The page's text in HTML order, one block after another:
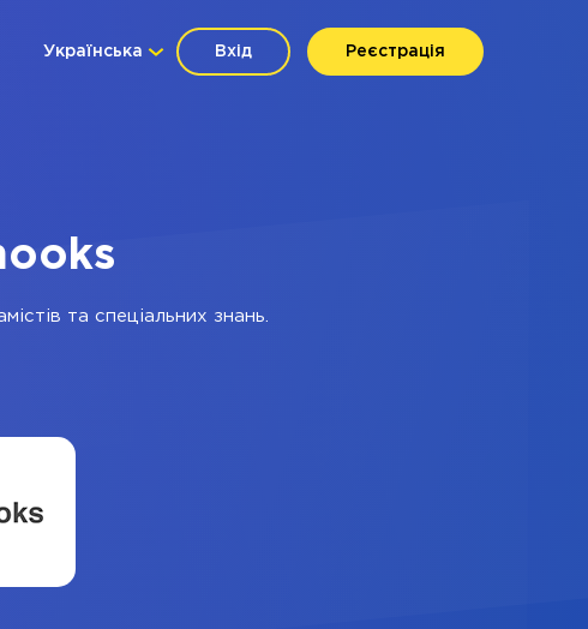
Вхід Реєстрація
Українська
та спеціальних знань.